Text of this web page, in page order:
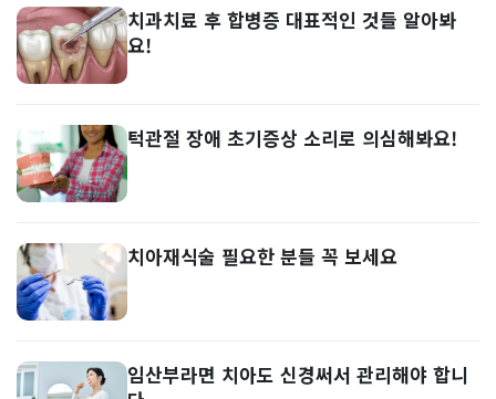
치과치료 후 합병증 대표적인 것들 알아봐
요!
턱관절 장애 초기증상 소리로 의심해봐요!
치아재식술 필요한 분들 꼭 보세요
임산부라면 치아도 신경써서 관리해야 합니